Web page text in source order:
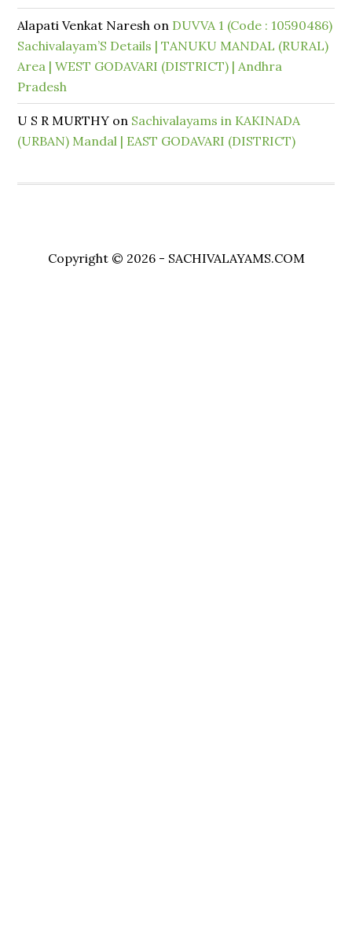
Alapati Venkat Naresh on DUVVA 1 (Code : 10590486)
Sachivalayam’S Details | TANUKU MANDAL (RURAL)
Area | WEST GODAVARI (DISTRICT) | Andhra
Pradesh
U S R MURTHY on Sachivalayams in KAKINADA
(URBAN) Mandal | EAST GODAVARI (DISTRICT)
Copyright © 2026 - SACHIVALAYAMS.COM